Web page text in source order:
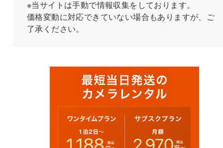
※当サイトは手動で情報収集をしております。
価格変動に対応できていない場合もありますが、ご
了承ください。